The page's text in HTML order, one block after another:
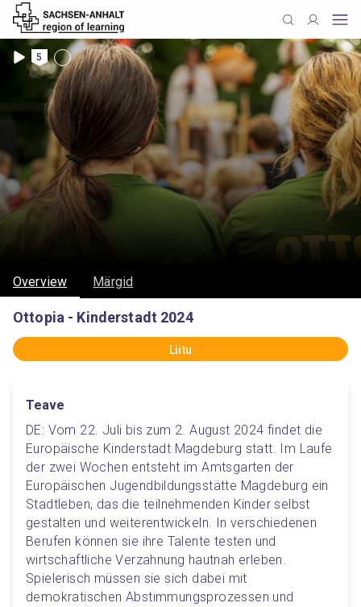
5
Overview Märgid
Ottopia - Kinderstadt 2024
Liitu
Teave
DE: Vom 22. Juli bis zum 2. August 2024 findet die
Europäische Kinderstadt Magdeburg statt. Im Laufe
der zwei Wochen entsteht im Amtsgarten der
Europäischen Jugendbildungsstätte Magdeburg ein
Stadtleben, das die teilnehmenden Kinder selbst
gestalten und weiterentwickeln. In verschiedenen
Berufen können sie ihre Talente testen und
wirtschaftliche Verzahnung hautnah erleben.
Spielerisch müssen sie sich dabei mit
demokratischen Abstimmungsprozessen und